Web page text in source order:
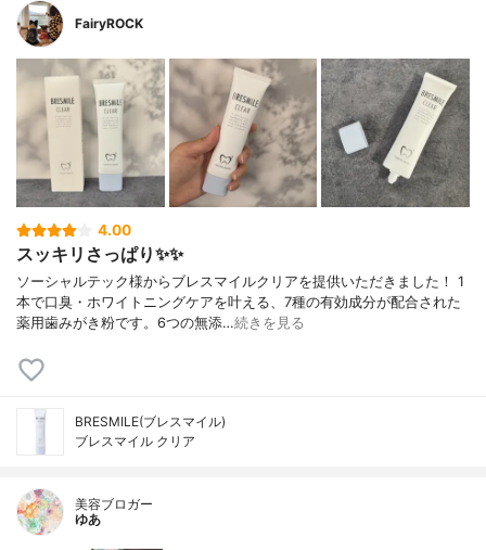
FairyROCK
4.00
スッキリさっぱり✨✨
ソーシャルテック様からブレスマイルクリアを提供いただきました！ 1
本で口臭・ホワイトニングケアを叶える、7種の有効成分が配合された
薬用歯みがき粉です。6つの無添…続きを見る
BRESMILE(ブレスマイル)
ブレスマイル クリア
美容ブロガー
ゆあ